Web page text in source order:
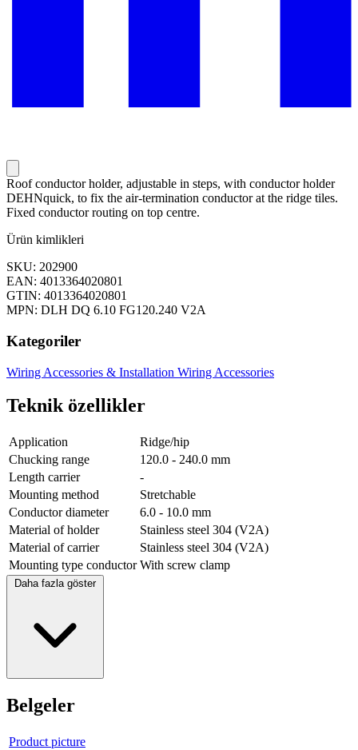
Roof conductor holder, adjustable in steps, with conductor holder
DEHNquick, to fix the air-termination conductor at the ridge tiles.
Fixed conductor routing on top centre.
Ürün kimlikleri
SKU: 202900
EAN: 4013364020801
GTIN: 4013364020801
MPN: DLH DQ 6.10 FG120.240 V2A
Kategoriler
Wiring Accessories & Installation Wiring Accessories
Teknik özellikler
Application
Ridge/hip
Chucking range
120.0 - 240.0 mm
Length carrier
-
Mounting method
Stretchable
Conductor diameter
6.0 - 10.0 mm
Material of holder
Stainless steel 304 (V2A)
Material of carrier
Stainless steel 304 (V2A)
Mounting type conductor With screw clamp
Daha fazla göster
Belgeler
Product picture